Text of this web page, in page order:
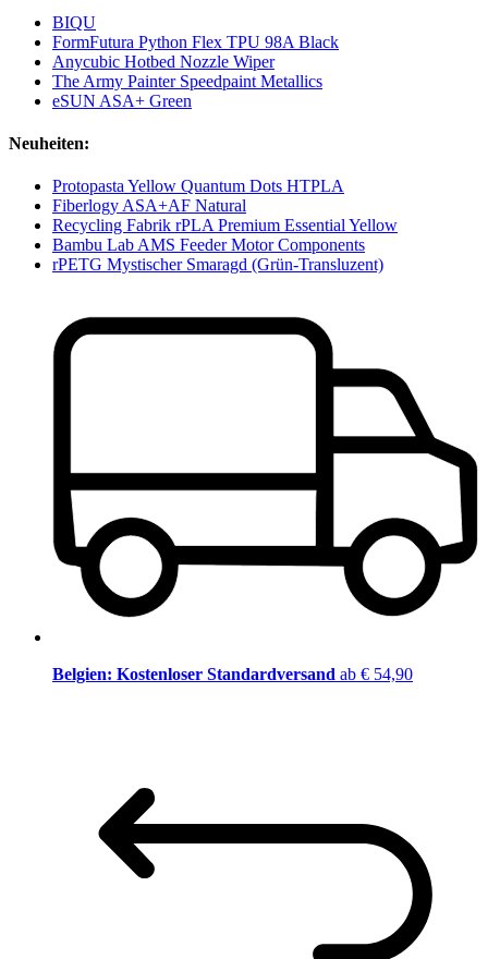
BIQU
FormFutura Python Flex TPU 98A Black
Anycubic Hotbed Nozzle Wiper
The Army Painter Speedpaint Metallics
eSUN ASA+ Green
Neuheiten:
Protopasta Yellow Quantum Dots HTPLA
Fiberlogy ASA+AF Natural
Recycling Fabrik rPLA Premium Essential Yellow
Bambu Lab AMS Feeder Motor Components
rPETG Mystischer Smaragd (Grün-Transluzent)
Belgien: Kostenloser Standardversand ab € 54,90